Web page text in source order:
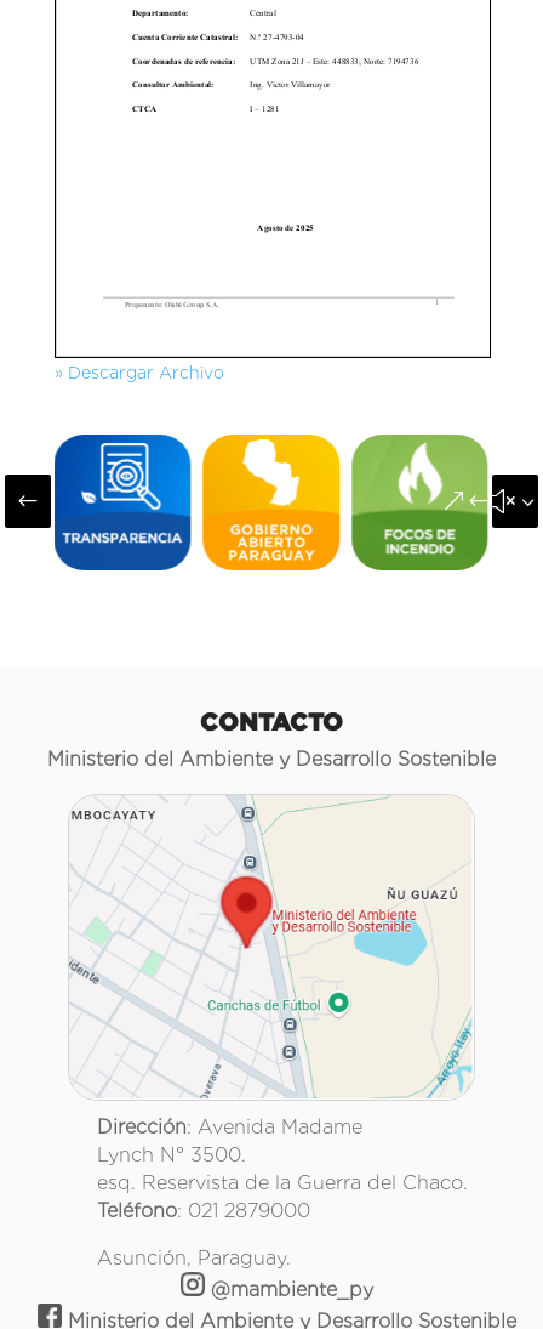
» Descargar Archivo
#
CONTACTO
Ministerio del Ambiente y Desarrollo Sostenible
Dirección: Avenida Madame
Lynch N° 3500.
esq. Reservista de la Guerra del Chaco.
Teléfono: 021 2879000
Asunción, Paraguay.
@mambiente_py
Ministerio del Ambiente y Desarrollo Sostenible